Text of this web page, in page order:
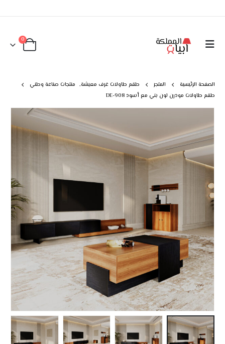
0
الصفحة الرئيسية المتجر طقم طاولات غرف معيشة, منتجات صناعة وطني
طقم طاولات مودرن لون بني مع أسود DE-908